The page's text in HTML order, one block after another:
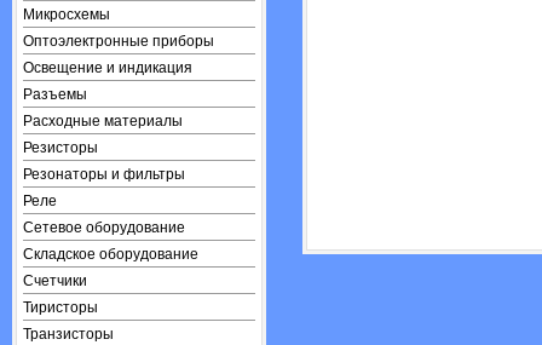
Микросхемы
Оптоэлектронные приборы
Освещение и индикация
Разъемы
Расходные материалы
Резисторы
Резонаторы и фильтры
Реле
Сетевое оборудование
Складское оборудование
Счетчики
Тиристоры
Транзисторы